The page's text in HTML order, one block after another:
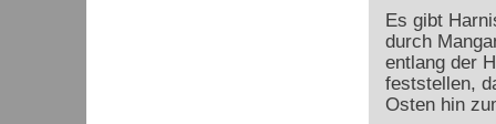
Es gibt
durch
entlang der
feststellen,
Osten hin